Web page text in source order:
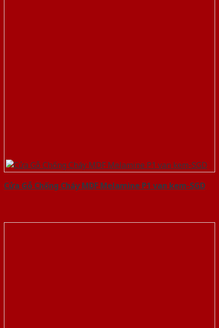
Cửa Gỗ Chống Cháy MDF Melamine P1 van kem-SGD